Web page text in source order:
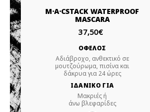
M·A·CSTACK WATERPROOF
MASCARA
37,50€
ΟΦΕΛΟΣ
Αδιάβροχο, ανθεκτικό σε
μουτζούρωμα, πισίνα και
δάκρυα για 24 ώρες
ΙΔΑΝΙΚΟ ΓΙΑ
Μακριές ή
άνω βλεφαρίδες